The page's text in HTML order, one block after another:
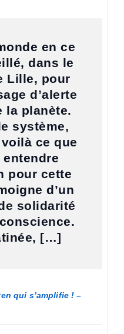
en ce
dans le
Lille, pour
d’alerte
la planète.
système,
ce que
entendre
pour cette
d’un
solidarité
[…]
qui s’amplifie ! –